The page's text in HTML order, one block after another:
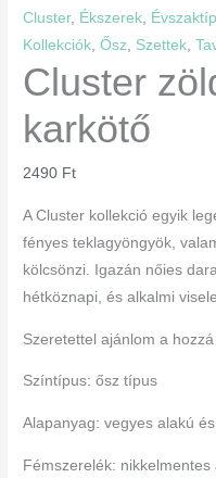
Cluster, Ékszerek
Kollekciók ,Ősz Szettek ,
Cluster
karkötő
2490 Ft
A Cluster kollekció egyik
fényes teklagyöngyök,
kölcsönzi. Igazán nőies
hétköznapi, és alkalmi
Szeretettel ajánlom a
Színtípus: ősz típus
Alapanyag: vegyes alakú
Fémszerelék: nikkelmentes